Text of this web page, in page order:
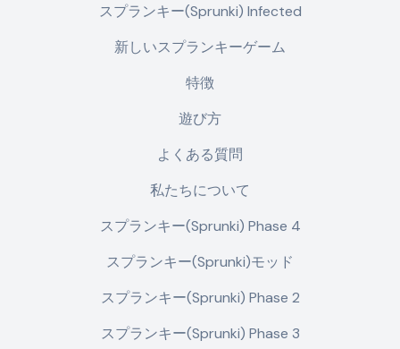
スプランキー(Sprunki) Infected
新しいスプランキーゲーム
特徴
遊び方
よくある質問
私たちについて
スプランキー(Sprunki) Phase 4
スプランキー(Sprunki)モッド
スプランキー(Sprunki) Phase 2
スプランキー(Sprunki) Phase 3